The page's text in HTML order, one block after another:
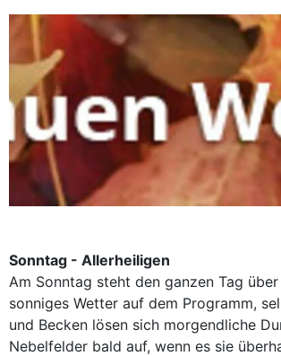
Sonntag - Allerheiligen
Am Sonntag steht den ganzen Tag
sonniges Wetter auf dem Programm,
und Becken lösen sich morgendliche
Nebelfelder bald auf, wenn es sie